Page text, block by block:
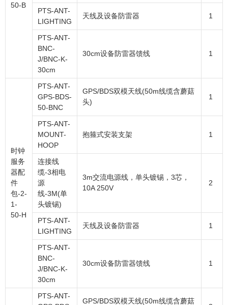
50-B
PTS-ANT-
LIGHTING
天线及设备防雷器 1
PTS-ANT-
BNC-
J/BNC-K-
30cm
30cm设备防雷器馈线 1
时钟
服务
器配
件
包-2-
1-
50-H
PTS-ANT-
GPS-BDS-
50-BNC
GPS/BDS双模天线(50m线缆含蘑菇
头)
1
PTS-ANT-
MOUNT-
HOOP
抱箍式安装支架 1
连接线
缆-3相电
源
线-3M(单
头镀锡)
3m交流电源线，单头镀锡，3芯，
10A 250V
2
PTS-ANT-
LIGHTING
天线及设备防雷器 1
PTS-ANT-
BNC-
J/BNC-K-
30cm
30cm设备防雷器馈线 1
PTS-ANT-
GPS/BDS双模天线(50m线缆含蘑菇